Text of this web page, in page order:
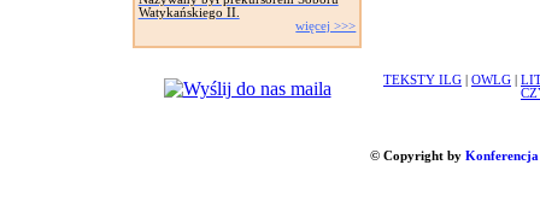
Watykańskiego II.
więcej >>>
TEKSTY ILG OWLG
© Copyright by Konferencja